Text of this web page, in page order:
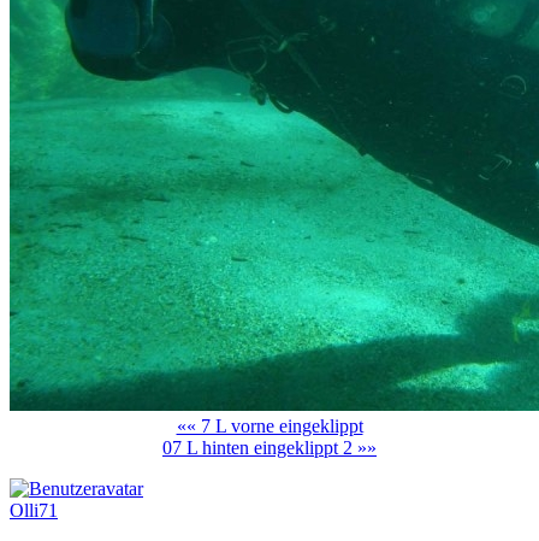
«« 7 L vorne eingeklippt
07 L hinten eingeklippt 2 »»
Olli71